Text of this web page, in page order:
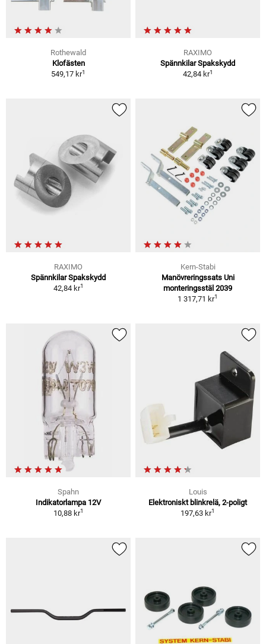
Rothewald
Klofästen
549,17 kr1
RAXIMO
Spännkilar Spakskydd
42,84 kr1
RAXIMO
Spännkilar Spakskydd
42,84 kr1
Kern-Stabi
Manövreringssats Uni
monteringsstäl 2039
1 317,71 kr1
Spahn
Indikatorlampa 12V
10,88 kr1
Louis
Elektroniskt blinkrelä, 2-poligt
197,63 kr1